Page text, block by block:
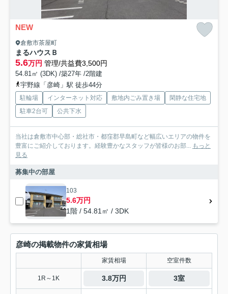
NEW
倉敷市茶屋町
まるハウスＢ
5.6万円 管理/共益費3,500円
54.81㎡ (3DK) /築27年 /2階建
宇野線「彦崎」駅 徒歩44分
駐輪場 インターネット対応 敷地内ごみ置き場
閑静な住宅地
駐車2台可
公共下水
当社は倉敷市中心部・総社市・都窪郡早島町など幅広いエリアの物件を
豊富にご紹介しております。経験豊かなスタッフが皆様のお部... もっと
見る
募集中の部屋
103
5.6万円
1階 / 54.81㎡ / 3DK
彦崎の掲載物件の家賃相場
家賃相場 空室件数
1R～1K 3.8万円 3室